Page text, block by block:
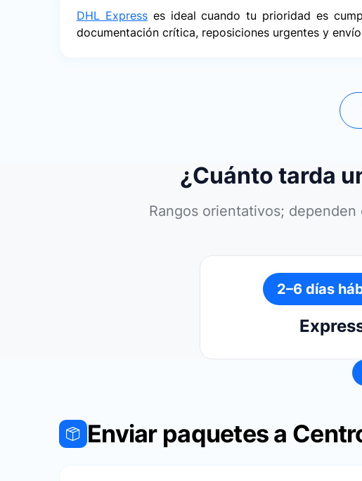
DHL Expresses ideal cuando tu prioridad es
documentación crítica, reposiciones urgentes y
¿Cuánto tarda
Rangos orientativos;
2–6 días
Enviar paquetes a